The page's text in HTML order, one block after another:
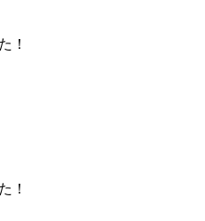
！
！